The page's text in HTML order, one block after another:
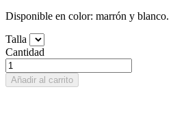
Disponible en color: marrón y blanco.
Talla
Cantidad
Añadir al carrito